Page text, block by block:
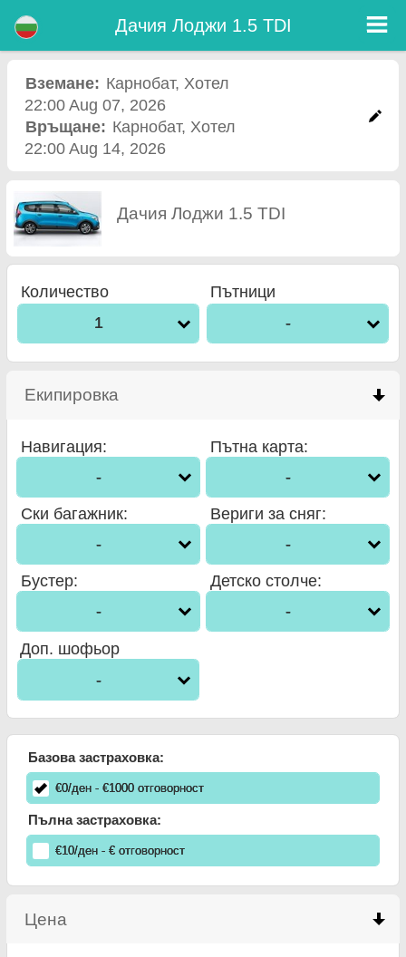
(без депозит), неограничен пробег, безплатни детски седалки, безплатни допълнителни шофьори, гарантирани ниски
цени за наем на коли.
Дачия Лоджи 1.5 TDI
Вземане: Карнобат, Хотел
22:00 Aug 07, 2026
Връщане: Карнобат, Хотел
22:00 Aug 14, 2026
Дачия Лоджи 1.5 TDI
Количество
1
Пътници
-
Екипировка
Навигация:
-
Пътна карта:
-
Ски багажник:
-
Вериги за сняг:
-
Бустер:
-
Детско столче:
-
Доп. шофьор
-
Базова застраховка:
€0/ден- €1000отговорност
Пълна застраховка:
€10/ден- €отговорност
Цена